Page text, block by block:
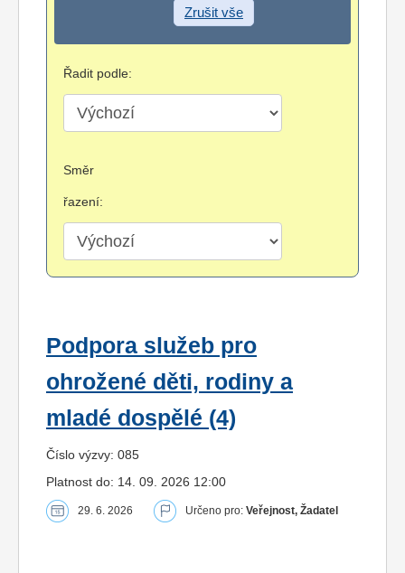
Zrušit vše
Řadit podle:
Směr
řazení:
Podpora služeb pro
ohrožené děti, rodiny a
mladé dospělé (4)
Číslo výzvy: 085
Platnost do: 14. 09. 2026 12:00
29. 6. 2026 Určeno pro: Veřejnost, Žadatel